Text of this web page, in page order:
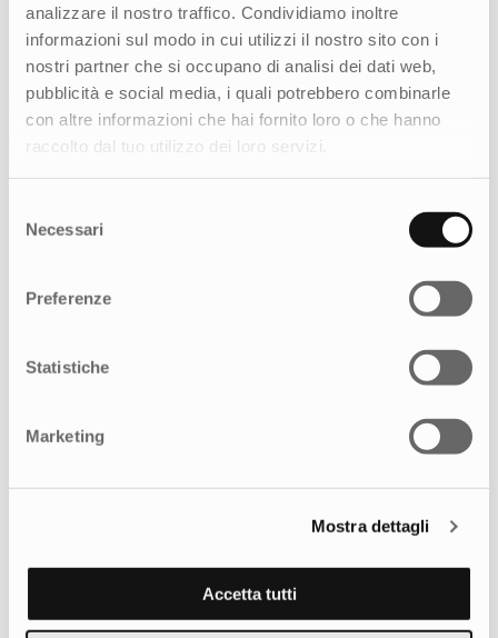
analizzare il nostro traffico. Condividiamo inoltre
informazioni sul modo in cui utilizzi il nostro sito con i
nostri partner che si occupano di analisi dei dati web,
pubblicità e social media, i quali potrebbero combinarle
con altre informazioni che hai fornito loro o che hanno
raccolto dal tuo utilizzo dei loro servizi.
delNecessari
Preferenze
Statistiche
Marketing
Mostra dettagli
Accetta tutti
Creatività e strategia multicanale per